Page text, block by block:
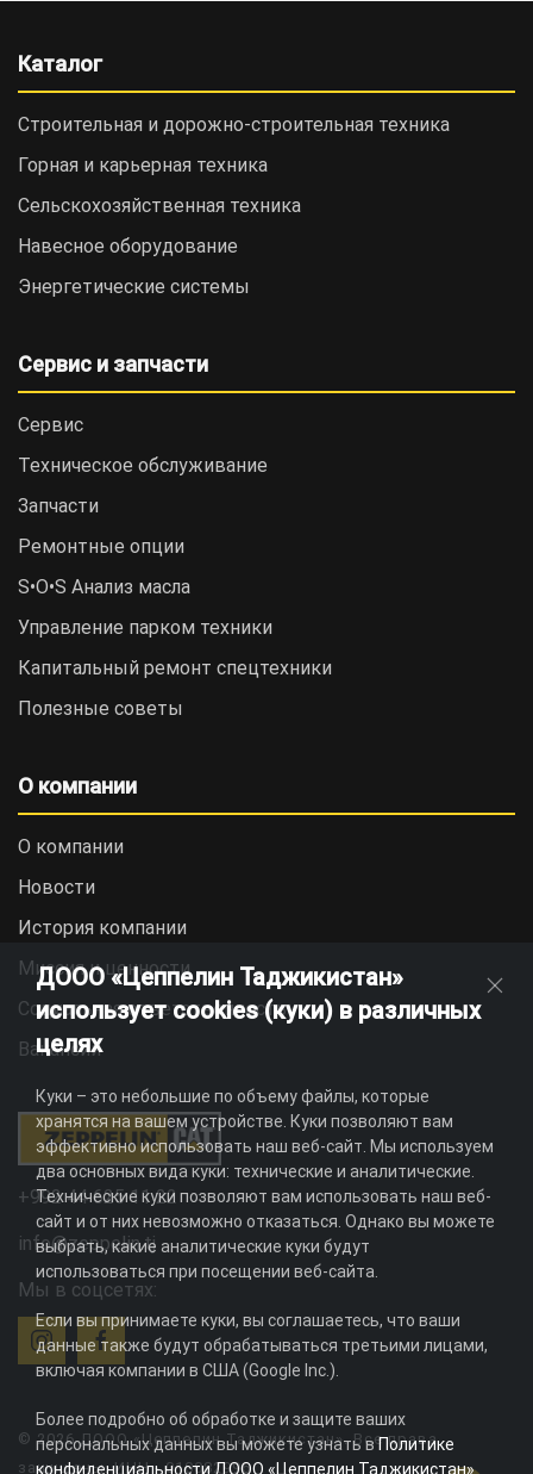
Каталог
Строительная и дорожно-cтроительная техника
Горная и карьерная техника
Сельскохозяйственная техника
Навесное оборудование
Энергетические системы
Сервис и запчасти
Сервис
Техническое обслуживание
Запчасти
Ремонтные опции
S•O•S Анализ масла
Управление парком техники
Капитальный ремонт спецтехники
Полезные советы
О компании
О компании
Новости
История компании
Миссия и ценности
Социальная ответственность
Вакансии
+992 44 625 11 22
info@zeppelin.tj
Мы в соцсетях:
© 2026 ДООО «Цеппелин Таджикистан». Все права
защищены. ИНН - 010082996
ДООО «Цеппелин Таджикистан»
использует cookies (куки) в различных
целях
Куки – это небольшие по объему файлы, которые
хранятся на вашем устройстве. Куки позволяют вам
эффективно использовать наш веб-сайт. Мы используем
два основных вида куки: технические и аналитические.
Технические куки позволяют вам использовать наш веб-
сайт и от них невозможно отказаться. Однако вы можете
выбрать, какие аналитические куки будут
использоваться при посещении веб-сайта.
Если вы принимаете куки, вы соглашаетесь, что ваши
данные также будут обрабатываться третьими лицами,
включая компании в США (Google Inc.).
Более подробно об обработке и защите ваших
персональных данных вы можете узнать вПолитике
конфиденциальности ДООО «Цеппелин Таджикистан».